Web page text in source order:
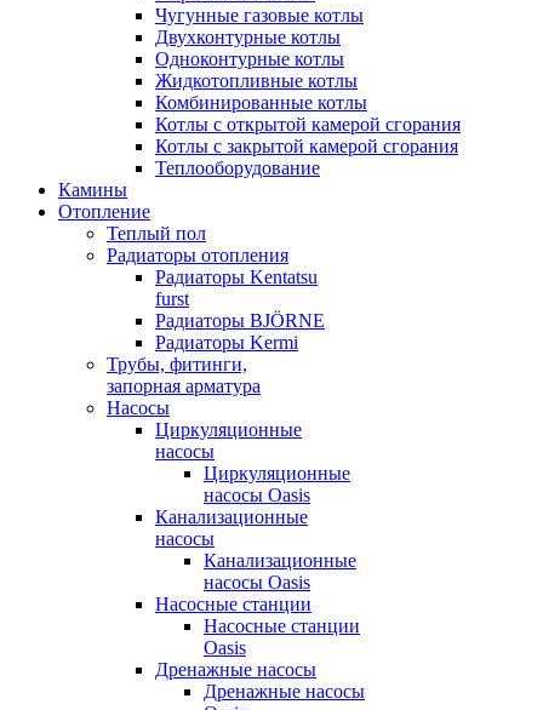
Чугунные газовые котлы
Двухконтурные котлы
Одноконтурные котлы
Жидкотопливные котлы
Комбинированные котлы
Котлы с открытой камерой сгорания
Котлы с закрытой камерой сгорания
Теплооборудование
Камины
Отопление
Теплый пол
Радиаторы отопления
Радиаторы Kentatsu
furst
Радиаторы BJÖRNE
Радиаторы Kermi
Трубы, фитинги,
запорная арматура
Насосы
Циркуляционные
насосы
Циркуляционные
насосы Oasis
Канализационные
насосы
Канализационные
насосы Oasis
Насосные станции
Насосные станции
Oasis
Дренажные насосы
Дренажные насосы